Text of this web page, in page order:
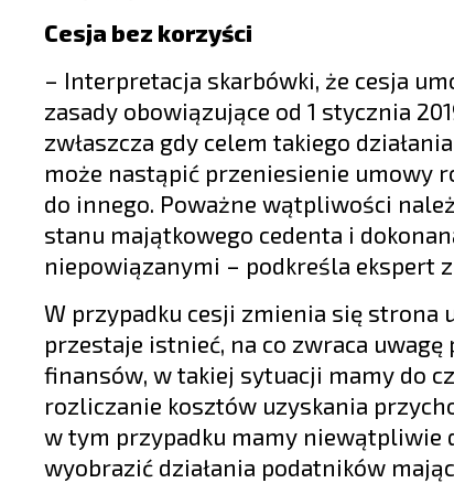
Cesja bez korzyści
– Interpretacja skarbówki, że cesja
zasady obowiązujące od 1 stycznia
zwłaszcza gdy celem takiego
może nastąpić przeniesienie umowy
do innego. Poważne wątpliwości
stanu majątkowego cedenta i
niepowiązanymi – podkreśla ekspert z
W przypadku cesji zmienia się strona
przestaje istnieć, na co zwraca
finansów, w takiej sytuacji mamy do
rozliczanie kosztów uzyskania
w tym przypadku mamy niewątpliwie
wyobrazić działania podatników